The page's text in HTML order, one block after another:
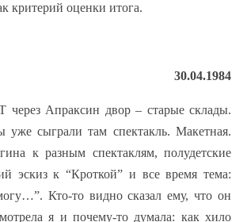
критерий оценки итога.
30.04.1984
через Апраксин двор – старые склады.
сыграли там спектакль. Макетная.
к разным спектаклям, полудетские
эскиз к “Кроткой” и все время тема:
Кто-то видно сказал ему, что он
я и почему-то думала: как хило